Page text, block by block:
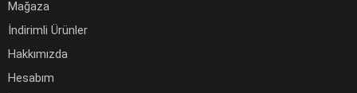
Mağaza
İndirimli Ürünler
Hakkımızda
Hesabım